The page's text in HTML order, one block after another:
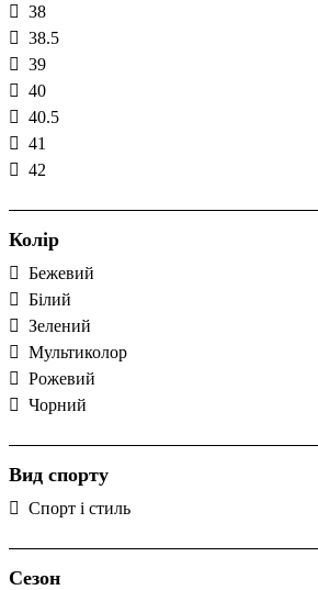
38
38.5
39
40
40.5
41
42
Колір
Бежевий
Білий
Зелений
Мультиколор
Рожевий
Чорний
Вид спорту
Спорт і стиль
Сезон